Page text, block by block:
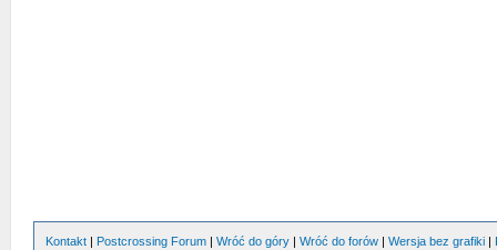
Kontakt Postcrossing Forum Wróć do góry Wróć do forów Wersja bez grafiki